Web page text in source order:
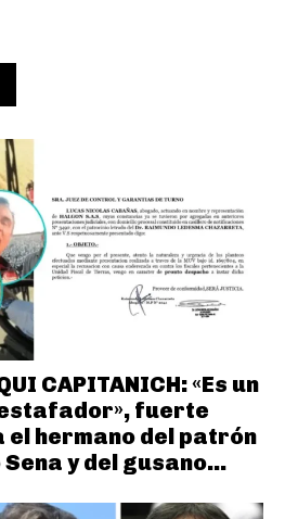
CAPITANICH: «Es un
fuerte
el hermano del patrón
y del gusano...